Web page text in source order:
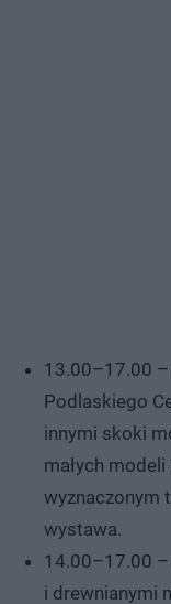
13.00–17.00
Podlaskiego
innymi skoki
małych
wyznaczonym
wystawa.
14.00–17.00
i drewnianymi